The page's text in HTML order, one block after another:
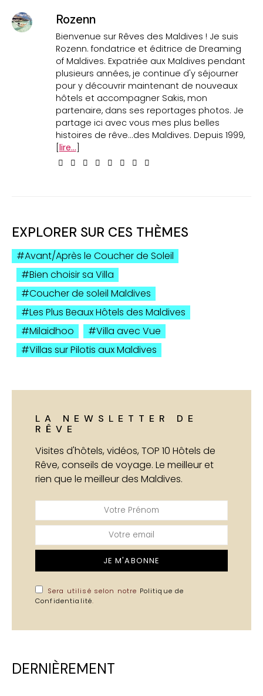
Rozenn
Bienvenue sur Rêves des Maldives ! Je suis
Rozenn. fondatrice et éditrice de Dreaming
of Maldives. Expatriée aux Maldives pendant
plusieurs années, je continue d'y séjourner
pour y découvrir maintenant de nouveaux
hôtels et accompagner Sakis, mon
partenaire, dans ses reportages photos. Je
partage ici avec vous mes plus belles
histoires de rêve...des Maldives. Depuis 1999,
[lire...]
EXPLORER SUR CES THÈMES
Avant/Après le Coucher de Soleil
Bien choisir sa Villa
Coucher de soleil Maldives
Les Plus Beaux Hôtels des Maldives
Milaidhoo
Villa avec Vue
Villas sur Pilotis aux Maldives
LA NEWSLETTER DE
RÊVE
Visites d'hôtels, vidéos, TOP 10 Hôtels de
Rêve, conseils de voyage. Le meilleur et
rien que le meilleur des Maldives.
JE M'ABONNE
Sera utilisé selon notre Politique de
Confidentialité.
DERNIÈREMENT